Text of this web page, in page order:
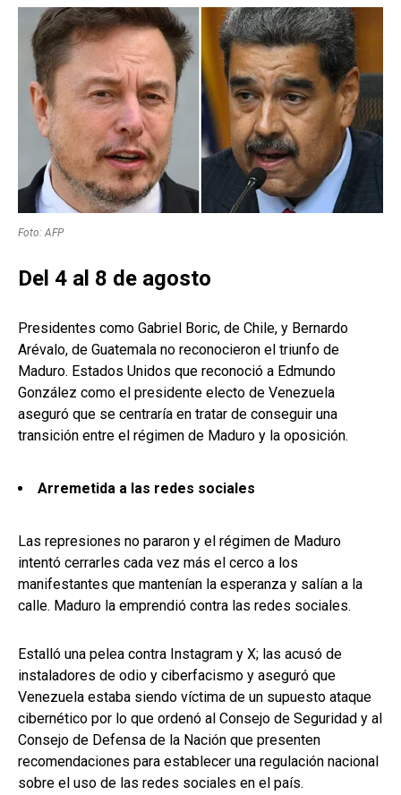
Foto: AFP
Del 4 al 8 de agosto
Presidentes como Gabriel Boric, de Chile, y Bernardo
Arévalo, de Guatemala no reconocieron el triunfo de
Maduro. Estados Unidos que reconoció a Edmundo
González como el presidente electo de Venezuela
aseguró que se centraría en tratar de conseguir una
transición entre el régimen de Maduro y la oposición.
Arremetida a las redes sociales
Las represiones no pararon y el régimen de Maduro
intentó cerrarles cada vez más el cerco a los
manifestantes que mantenían la esperanza y salían a la
calle. Maduro la emprendió contra las redes sociales.
Estalló una pelea contra Instagram y X; las acusó de
instaladores de odio y ciberfacismo y aseguró que
Venezuela estaba siendo víctima de un supuesto ataque
cibernético por lo que ordenó al Consejo de Seguridad y al
Consejo de Defensa de la Nación que presenten
recomendaciones para establecer una regulación nacional
sobre el uso de las redes sociales en el país.